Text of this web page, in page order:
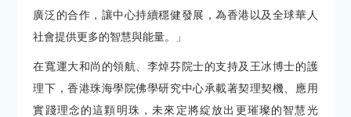
廣泛的合作，讓中心持續穩健發展，為香港以及全球華人
社會提供更多的智慧與能量。」
在寬運大和尚的領航、李焯芬院士的支持及王冰博士的護
理下，香港珠海學院佛學研究中心承載著契理契機、應用
實踐理念的這顆明珠，未來定將綻放出更璀璨的智慧光